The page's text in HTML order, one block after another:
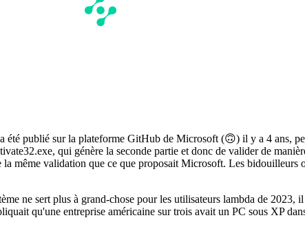
a été publié sur la plateforme GitHub de Microsoft (🙃) il y a 4 ans,
qui génère la seconde partie et donc de valider de
même validation que ce que proposait Microsoft. Les bidouilleurs
ne sert plus à grand-chose pour les utilisateurs lambda de 2023,
qu'une entreprise américaine sur trois avait un PC sous XP